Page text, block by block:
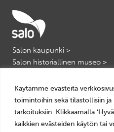
Käytämme evästeitä
toimintoihin sekä tilastollisiin ja
tarkoituksiin. Klikkaamalla
kaikkien evästeiden käytön tai
Salon kaupunki >
Salon historiallinen museo >
VisitSalo >